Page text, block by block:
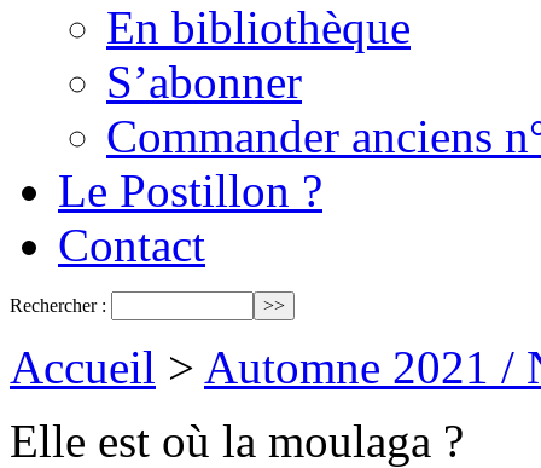
En bibliothèque
S’abonner
Commander anciens
Le Postillon ?
Contact
Rechercher :
Accueil > Automne 2021 /
Elle est où la moulaga ?